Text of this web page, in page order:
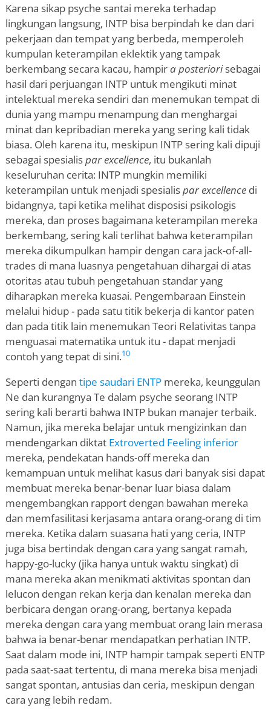
Karena sikap psyche santai mereka terhadap
lingkungan langsung, INTP bisa berpindah ke dan dari
pekerjaan dan tempat yang berbeda, memperoleh
kumpulan keterampilan eklektik yang tampak
berkembang secara kacau, hampira posteriorisebagai
hasil dari perjuangan INTP untuk mengikuti minat
intelektual mereka sendiri dan menemukan tempat di
dunia yang mampu menampung dan menghargai
minat dan kepribadian mereka yang sering kali tidak
biasa. Oleh karena itu, meskipun INTP sering kali dipuji
sebagai spesialispar excellence, itu bukanlah
keseluruhan cerita: INTP mungkin memiliki
keterampilan untuk menjadi spesialispar excellence di
bidangnya, tapi ketika melihat disposisi psikologis
mereka, dan proses bagaimana keterampilan mereka
berkembang, sering kali terlihat bahwa keterampilan
mereka dikumpulkan hampir dengan cara jack-of-all-
trades di mana luasnya pengetahuan dihargai di atas
otoritas atau tubuh pengetahuan standar yang
diharapkan mereka kuasai. Pengembaraan Einstein
melalui hidup - pada satu titik bekerja di kantor paten
dan pada titik lain menemukan Teori Relativitas tanpa
menguasai matematika untuk itu - dapat menjadi
contoh yang tepat di sini.10
Seperti dengan tipe saudari ENTP mereka, keunggulan
Ne dan kurangnya Te dalam psyche seorang INTP
sering kali berarti bahwa INTP bukan manajer terbaik.
Namun, jika mereka belajar untuk mengizinkan dan
mendengarkan diktat Extroverted Feeling inferior
mereka, pendekatan hands-off mereka dan
kemampuan untuk melihat kasus dari banyak sisi dapat
membuat mereka benar-benar luar biasa dalam
mengembangkan rapport dengan bawahan mereka
dan memfasilitasi kerjasama antara orang-orang di tim
mereka. Ketika dalam suasana hati yang ceria, INTP
juga bisa bertindak dengan cara yang sangat ramah,
happy-go-lucky (jika hanya untuk waktu singkat) di
mana mereka akan menikmati aktivitas spontan dan
lelucon dengan rekan kerja dan kenalan mereka dan
berbicara dengan orang-orang, bertanya kepada
mereka dengan cara yang membuat orang lain merasa
bahwa ia benar-benar mendapatkan perhatian INTP.
Saat dalam mode ini, INTP hampir tampak seperti ENTP
pada saat-saat tertentu, di mana mereka bisa menjadi
sangat spontan, antusias dan ceria, meskipun dengan
cara yang lebih redam.